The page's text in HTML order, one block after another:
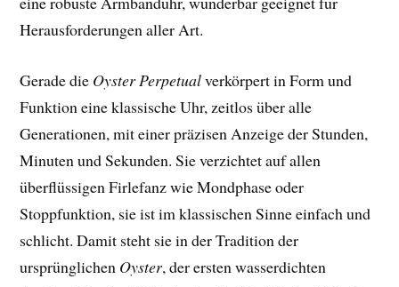
Herausforderungen aller Art.
Gerade die Oyster Perpetualverkörpert in Form und
Funktion eine klassische Uhr, zeitlos über alle
Generationen, mit einer präzisen Anzeige der Stunden,
Minuten und Sekunden. Sie verzichtet auf allen
überflüssigen Firlefanz wie Mondphase oder
Stoppfunktion, sie ist im klassischen Sinne einfach und
schlicht. Damit steht sie in der Tradition der
ursprünglichen Oyster, der ersten wasserdichten